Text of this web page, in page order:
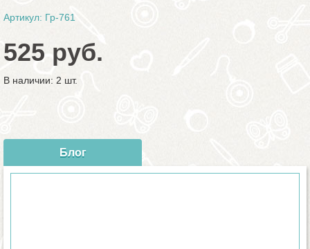
Артикул: Гр-761
525 руб.
В наличии: 2 шт.
Блог